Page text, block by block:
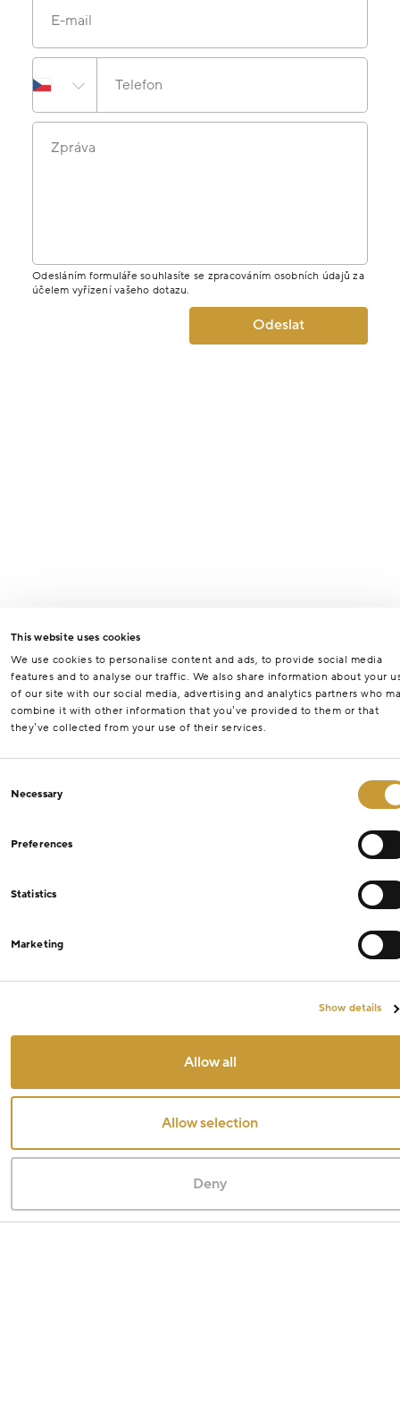
This website uses cookies
We use cookies to personalise content and ads, to provide social media
features and to analyse our traffic. We also share information about your
of our site with our social media, advertising and analytics partners who
combine it with other information that you’ve provided to them or that
they’ve collected from your use of their services.
Selection
Necessary
Preferences
Statistics
Marketing
Show details
Allow all
Allow selection
Deny
E-mail
Telefon
Zpráva
Odesláním formuláře souhlasíte se zpracováním osobních údajů za
účelem vyřízení vašeho dotazu.
Odeslat